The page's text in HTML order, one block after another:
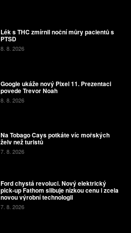
Lék s THC zmírnil noční můry pacientů s
PTSD
8. 8. 2026
Google ukáže nový Pixel 11. Prezentaci
povede Trevor Noah
8. 8. 2026
Na Tobago Cays potkáte víc mořských
želv než turistů
7. 8. 2026
Ford chystá revoluci. Nový elektrický
pick-up Fathom slibuje nízkou cenu i zcela
novou výrobní technologii
7. 8. 2026